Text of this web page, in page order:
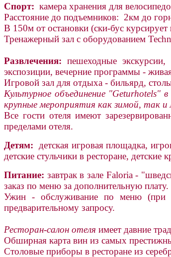
Спорт: камера хранения для
Расстояние до подъемников: 2км до
В 150м от остановки (ски-бус
Тренажерный зал с оборудованием
Развлечения: пешеходные
экспозиции, вечерние программы -
Игровой зал для отдыха - бильярд,
Культурное объединение
крупные мероприятия как зимой, так и
Все гости отеля имеют
пределами отеля.
Детям: детская игровая площадка,
детские стульчики в ресторане,
Питание: завтрак в зале Faloria -
заказ по меню за дополнительную плату.
Ужин - обслуживание по меню (при
предварительному запросу.
Ресторан-салон отеля имеет давние
Обширная карта вин из самых
Столовые приборы в ресторане из